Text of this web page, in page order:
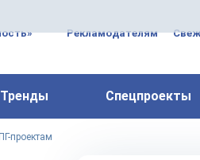
ремонтом,
работают на
Рекламодателям
Тренды Спецпроекты
проектам